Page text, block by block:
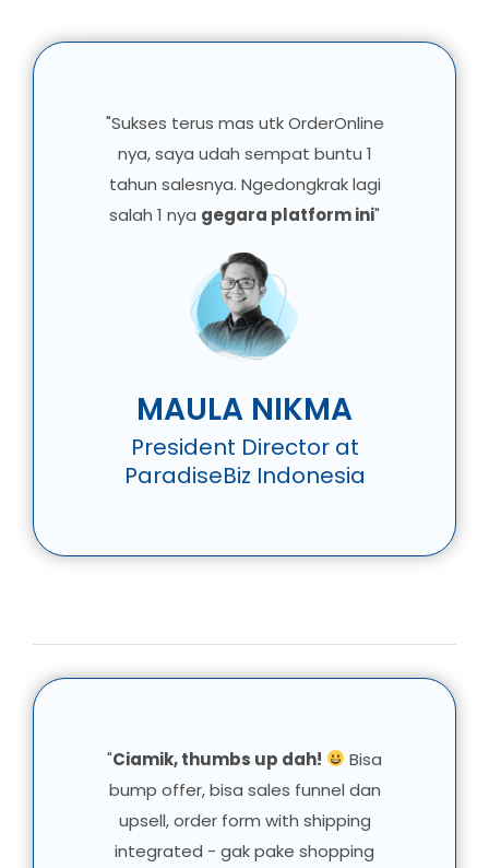
"Sukses terus mas utk OrderOnline
nya, saya udah sempat buntu 1
tahun salesnya. Ngedongkrak lagi
salah 1 nya gegara platform ini"
MAULA NIKMA
President Director at
ParadiseBiz Indonesia
"Ciamik, thumbs up dah!
Bisa
bump offer, bisa sales funnel dan
upsell, order form with shipping
integrated - gak pake shopping